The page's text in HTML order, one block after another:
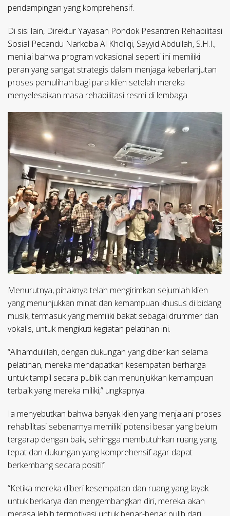
pendampingan yang komprehensif.
Di sisi lain, Direktur Yayasan Pondok Pesantren Rehabilitasi
Sosial Pecandu Narkoba Al Kholiqi, Sayyid Abdullah, S.H.I.,
menilai bahwa program vokasional seperti ini memiliki
peran yang sangat strategis dalam menjaga keberlanjutan
proses pemulihan bagi para klien setelah mereka
menyelesaikan masa rehabilitasi resmi di lembaga.
Menurutnya, pihaknya telah mengirimkan sejumlah klien
yang menunjukkan minat dan kemampuan khusus di bidang
musik, termasuk yang memiliki bakat sebagai drummer dan
vokalis, untuk mengikuti kegiatan pelatihan ini.
“Alhamdulillah, dengan dukungan yang diberikan selama
pelatihan, mereka mendapatkan kesempatan berharga
untuk tampil secara publik dan menunjukkan kemampuan
terbaik yang mereka miliki,” ungkapnya.
Ia menyebutkan bahwa banyak klien yang menjalani proses
rehabilitasi sebenarnya memiliki potensi besar yang belum
tergarap dengan baik, sehingga membutuhkan ruang yang
tepat dan dukungan yang komprehensif agar dapat
berkembang secara positif.
“Ketika mereka diberi kesempatan dan ruang yang layak
untuk berkarya dan mengembangkan diri, mereka akan